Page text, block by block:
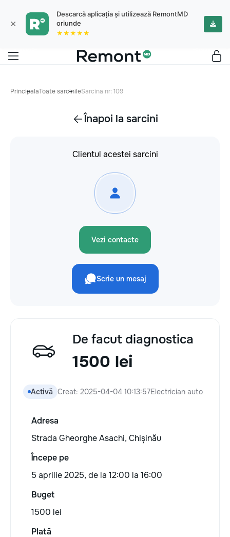
×
Descarcă aplicația și utilizează RemontMD
oriunde
★★★★★
PrincipalaToate sarcinileSarcina nr: 109
Înapoi la sarcini
Clientul acestei sarcini
Vezi contacte
Scrie un mesaj
De facut diagnostica
1500 lei
Activă Creat: 2025-04-04 10:13:57Electrician auto
Adresa
Strada Gheorghe Asachi, Chișinău
Începe pe
5 aprilie 2025, de la 12:00 la 16:00
Buget
1500 lei
Plată